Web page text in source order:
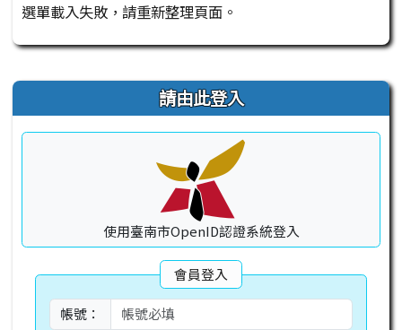
選單載入失敗，請重新整理頁面。
右邊區域內容 請由此登入
使用臺南市OpenID認證系統登入
會員登入
帳號：